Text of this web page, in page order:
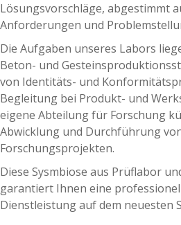
Lösungsvorschläge, abgestimmt
Anforderungen und
Die Aufgaben unseres Labors
Beton- und
von Identitäts- und
Begleitung bei Produkt- und
eigene Abteilung für Forschung
Abwicklung und Durchführung
Forschungsprojekten.
Diese Sysmbiose aus Prüflabor
garantiert Ihnen eine
Dienstleistung auf dem neuesten